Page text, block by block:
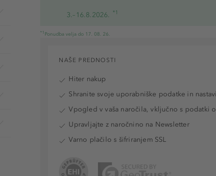
3.–16.8.2026. *1
*1 Ponudba velja do 17. 08. 26.
NAŠE PREDNOSTI
Hiter nakup
Shranite svoje uporabniške podatke in
Vpogled v vaša naročila, vključno s podatki
Upravljajte z naročnino na Newsletter
Varno plačilo s šifriranjem SSL